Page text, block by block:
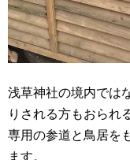
浅草神社の境内では
りされる方もおられ
専用の参道と鳥居を
ます。